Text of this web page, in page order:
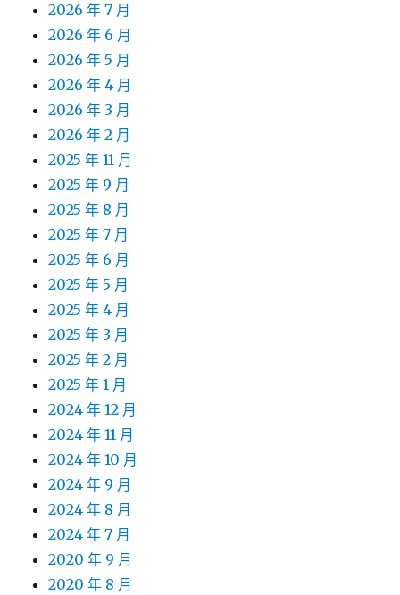
2026 年 7 月
2026 年 6 月
2026 年 5 月
2026 年 4 月
2026 年 3 月
2026 年 2 月
2025 年 11 月
2025 年 9 月
2025 年 8 月
2025 年 7 月
2025 年 6 月
2025 年 5 月
2025 年 4 月
2025 年 3 月
2025 年 2 月
2025 年 1 月
2024 年 12 月
2024 年 11 月
2024 年 10 月
2024 年 9 月
2024 年 8 月
2024 年 7 月
2020 年 9 月
2020 年 8 月